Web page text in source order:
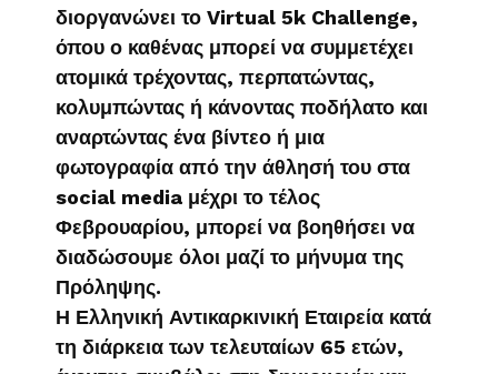
διοργανώνει το Virtual 5k Challenge,
όπου ο καθένας μπορεί να συμμετέχει
ατομικά τρέχοντας, περπατώντας,
κολυμπώντας ή κάνοντας ποδήλατο και
αναρτώντας ένα βίντεο ή μια
φωτογραφία από την άθλησή του στα
social media μέχρι το τέλος
Φεβρουαρίου, μπορεί να βοηθήσει να
διαδώσουμε όλοι μαζί το μήνυμα της
Πρόληψης.
Η Ελληνική Αντικαρκινική Εταιρεία κατά
τη διάρκεια των τελευταίων 65 ετών,